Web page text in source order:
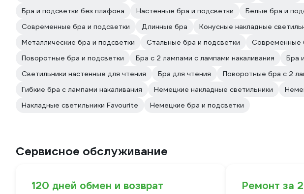
Бра и подсветки без плафона
Настенные бра и подсветки Белые бра и
Современные бра и подсветки
Длинные бра Конусные накладные
Металлические бра и подсветки
Стальные бра и подсветки Современные
Поворотные бра и подсветки
Бра с 2 лампами с лампами накаливания Бра
Светильники настенные для чтения
Бра для чтения Поворотные бра с 2
Гибкие бра с лампами накаливания
Немецкие накладные светильники
Накладные светильники Favourite
Немецкие бра и подсветки
Сервисное обслуживание
120 дней обмен и возврат Ремонт за